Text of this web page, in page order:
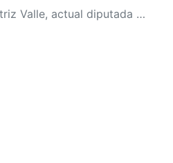
Beatriz Valle, actual diputada de LIBRE